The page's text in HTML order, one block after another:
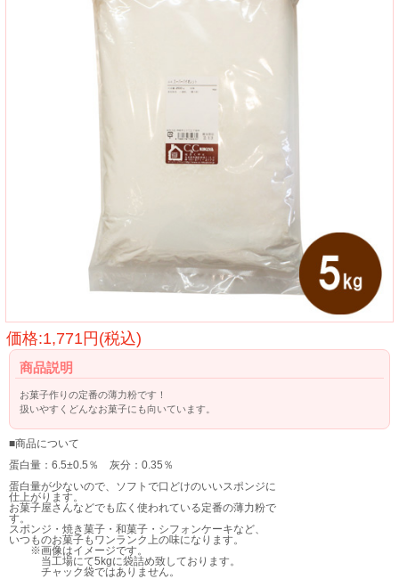
価格:1,771円(税込)
商品説明
お菓子作りの定番の薄力粉です！
扱いやすくどんなお菓子にも向いています。
■商品について
蛋白量：6.5±0.5％ 灰分：0.35％
蛋白量が少ないので、ソフトで口どけのいいスポンジに
仕上がります。
お菓子屋さんなどでも広く使われている定番の薄力粉で
す。
スポンジ・焼き菓子・和菓子・シフォンケーキなど、
いつものお菓子もワンランク上の味になります。
※画像はイメージです。
当工場にて5kgに袋詰め致しております。
チャック袋ではありません。